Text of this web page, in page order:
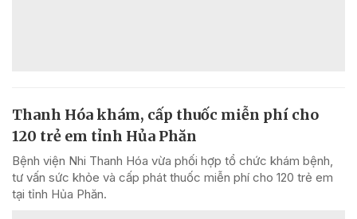
Thanh Hóa khám, cấp thuốc miễn phí cho
120 trẻ em tỉnh Hủa Phăn
Bệnh viện Nhi Thanh Hóa vừa phối hợp tổ chức khám bệnh,
tư vấn sức khỏe và cấp phát thuốc miễn phí cho 120 trẻ em
tại tỉnh Hủa Phăn.